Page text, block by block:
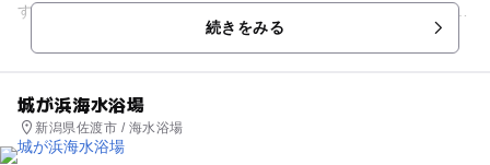
す。 また、海辺の森という公園が隣接しており、展望台からは
続きをみる
城が浜海水浴場
新潟県佐渡市 / 海水浴場